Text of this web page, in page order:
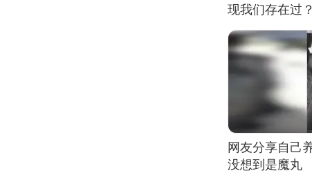
现我们存在过？
网友分享自己
没想到是魔丸